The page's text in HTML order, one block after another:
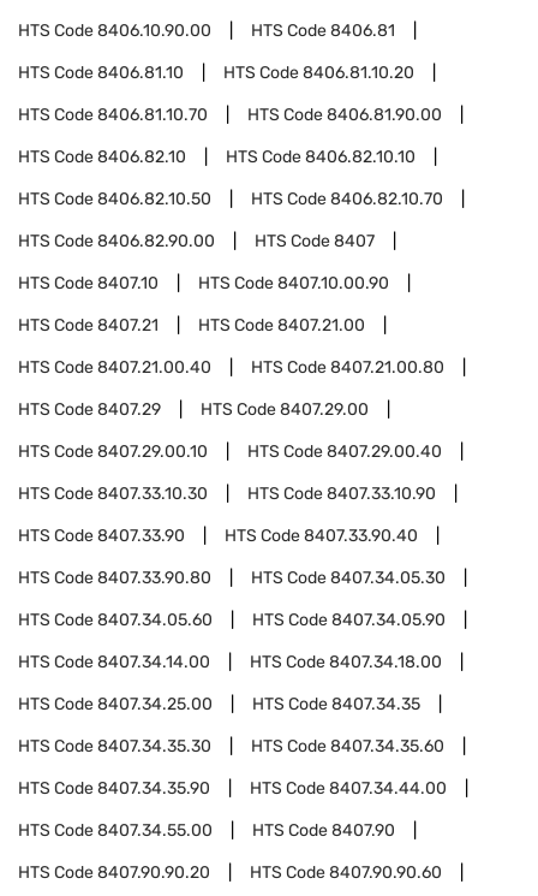
HTS Code8406.10.90.00 HTS Code8406.81
HTS Code8406.81.10 HTS Code8406.81.10.20
HTS Code8406.81.10.70 HTS Code8406.81.90.00
HTS Code8406.82.10 HTS Code8406.82.10.10
HTS Code8406.82.10.50 HTS Code8406.82.10.70
HTS Code8406.82.90.00 HTS Code8407
HTS Code8407.10 HTS Code8407.10.00.90
HTS Code8407.21 HTS Code8407.21.00
HTS Code8407.21.00.40 HTS Code8407.21.00.80
HTS Code8407.29 HTS Code8407.29.00
HTS Code8407.29.00.10 HTS Code8407.29.00.40
HTS Code8407.33.10.30 HTS Code8407.33.10.90
HTS Code8407.33.90 HTS Code8407.33.90.40
HTS Code8407.33.90.80 HTS Code8407.34.05.30
HTS Code8407.34.05.60 HTS Code8407.34.05.90
HTS Code8407.34.14.00 HTS Code8407.34.18.00
HTS Code8407.34.25.00 HTS Code8407.34.35
HTS Code8407.34.35.30 HTS Code8407.34.35.60
HTS Code8407.34.35.90 HTS Code8407.34.44.00
HTS Code8407.34.55.00 HTS Code8407.90
HTS Code8407.90.90.20 HTS Code8407.90.90.60